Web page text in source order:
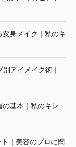
身メイク｜私のキ
アイメイク術｜
の基本｜私のキレ
｜美容のプロに聞